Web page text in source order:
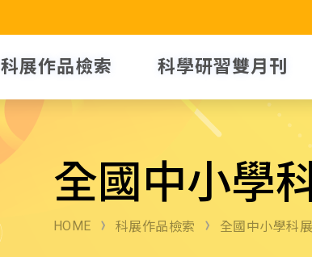
科展作品檢索 科學研習雙月刊
全國中小學
HOME 科展作品檢索 全國中小學科